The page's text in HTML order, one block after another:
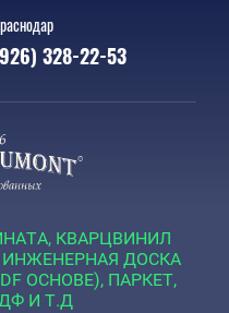
328-22-53
КВАРЦВИНИЛ
ДОСКА
ОСНОВЕ), ПАРКЕТ,
И Т.Д